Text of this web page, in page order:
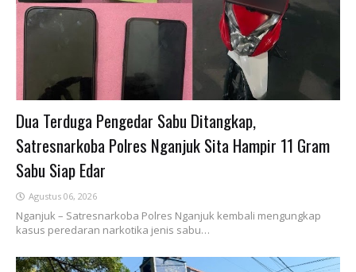
Dua Terduga Pengedar Sabu Ditangkap,
Satresnarkoba Polres Nganjuk Sita Hampir 11 Gram
Sabu Siap Edar
Agustus 06, 2026
Nganjuk – Satresnarkoba Polres Nganjuk kembali mengungkap
kasus peredaran narkotika jenis sabu…